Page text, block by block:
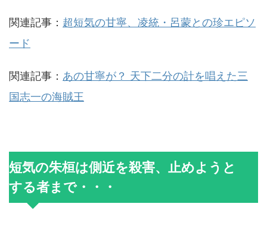
関連記事： 超短気の甘寧、凌統・呂蒙との珍エピソ
ード
関連記事： あの甘寧が？ 天下二分の計を唱えた三
国志一の海賊王
短気の朱桓は側近を殺害、止めようと
する者まで・・・